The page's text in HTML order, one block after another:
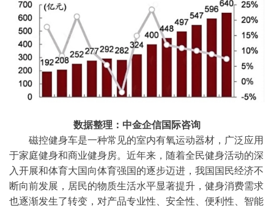
数据整理：中金企信国际咨询
磁控健身车是一种常见的室内有氧运动器材，广泛应用
于家庭健身和商业健身房。近年来，随着全民健身活动的深
入开展和体育大国向体育强国的逐步迈进，我国国民经济不
断向前发展，居民的物质生活水平显著提升，健身消费需求
也逐渐发生了转变，对产品专业性、安全性、便利性、智能